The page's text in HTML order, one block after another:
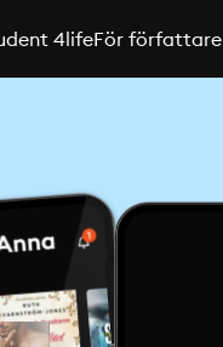
4lifeFör författare